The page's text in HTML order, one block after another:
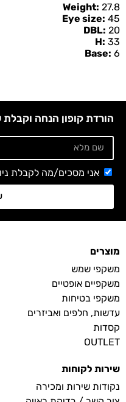
Weight: 27.8
Eye size: 45
DBL: 20
H: 33
Base: 6
הורדת קופון הנחה וקבלת
אני מסכים/מה לקבלת
מוצרים
משקפי שמש
משקפיים אופטיים
משקפי בטיחות
עדשות, חלפים ואביזרים
קסדות
OUTLET
שירות לקוחות
נקודות שירות ומכירה